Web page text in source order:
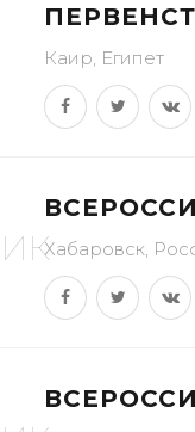
Каир, Египет
Хабаровск,